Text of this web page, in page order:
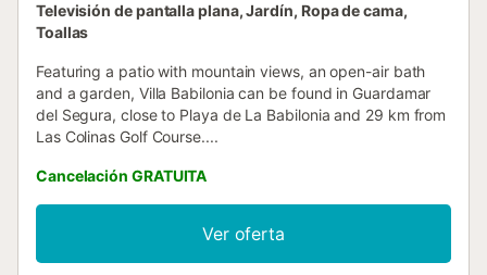
Televisión de pantalla plana, Jardín, Ropa de cama,
Toallas
Featuring a patio with mountain views, an open-air bath
and a garden, Villa Babilonia can be found in Guardamar
del Segura, close to Playa de La Babilonia and 29 km from
Las Colinas Golf Course....
Cancelación GRATUITA
Ver oferta